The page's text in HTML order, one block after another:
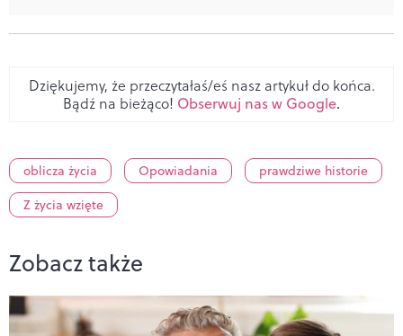
Dziękujemy, że przeczytałaś/eś nasz artykuł do końca.
Bądź na bieżąco! Obserwuj nas w Google.
oblicza życia Opowiadania
prawdziwe historie
Z życia wzięte
Zobacz także